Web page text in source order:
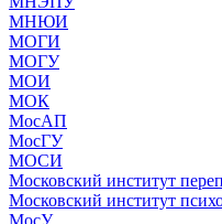
МНЮИ
МОГИ
МОГУ
МОИ
МОК
МосАП
МосГУ
МОСИ
Московский институт
Московский институт
МосУ